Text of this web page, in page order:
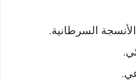
السرطانية.